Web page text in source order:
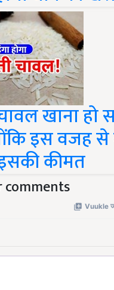
खाना हो
इस वजह
कीमत
comments